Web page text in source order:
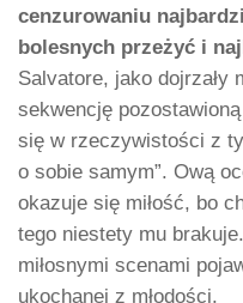
cenzurowaniu
bolesnych przeżyć i
Salvatore, jako dojrzały
sekwencję
się w rzeczywistości z
o sobie samym”. Ową
okazuje się miłość, bo
tego niestety mu
miłosnymi scenami
ukochanej z młodości.